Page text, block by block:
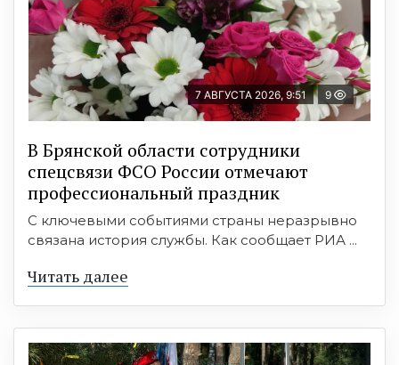
7 АВГУСТА 2026, 9:51 9
В Брянской области сотрудники
спецсвязи ФСО России отмечают
профессиональный праздник
С ключевыми событиями страны неразрывно
связана история службы. Как сообщает РИА ...
Читать далее